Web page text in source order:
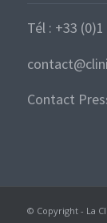
Tél : +33
Contact
© Copyright - La